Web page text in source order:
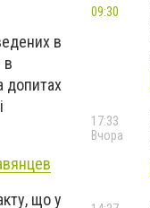
в
в
допитах
що у
09:30
17:33
Вчора